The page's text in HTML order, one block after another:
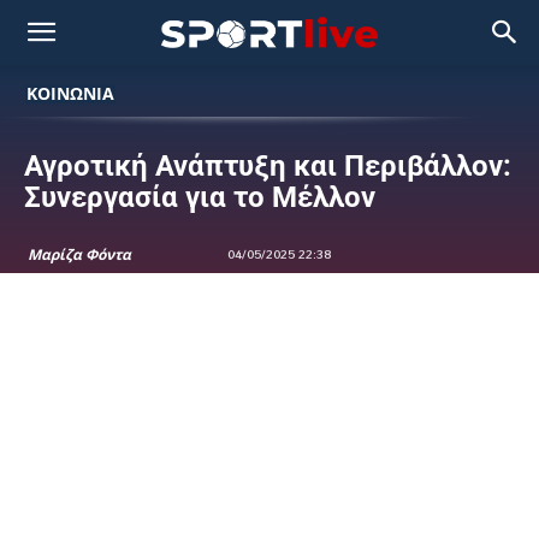
ΚΟΙΝΩΝΙΑ
Αγροτική Ανάπτυξη και Περιβάλλον:
Συνεργασία για το Μέλλον
Μαρίζα Φόντα 04/05/2025 22:38